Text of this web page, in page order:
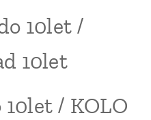
10let /
10let
10let / KOLO